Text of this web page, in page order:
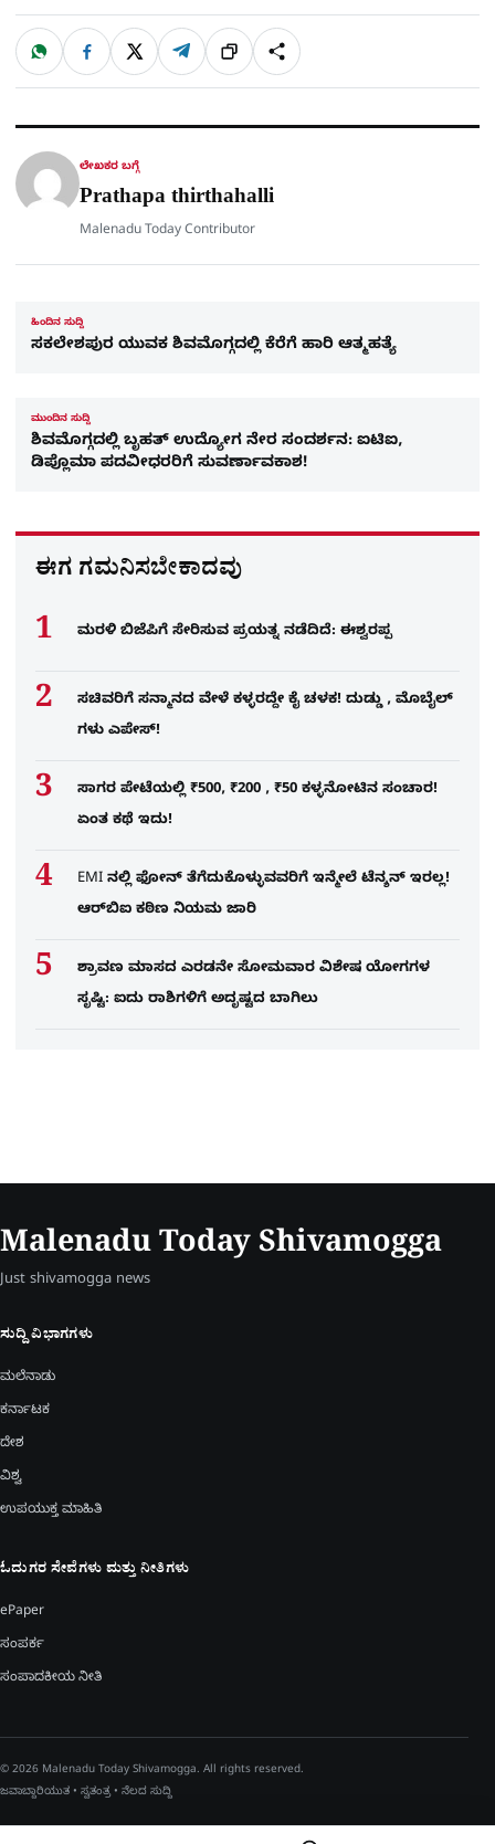
ಹಂಚಿಕೊಳ್ಳಿ
W
a
t
p
F
c
e
o
X T
l
e
a
ಲಿಂ
ಕ್
S
h
a
ಲೇಖಕರ ಬಗ್ಗೆ
Prathapa thirthahalli
Malenadu Today Contributor
ಹಿಂದಿನ ಸುದ್ದಿ
ಸಕಲೇಶ​​ಪುರ ಯುವಕ ಶಿವಮೊಗ್ಗದಲ್ಲಿ ಕೆರೆಗೆ ಹಾರಿ ಆತ್ಮಹತ್ಯೆ
ಮುಂದಿನ ಸುದ್ದಿ
ಶಿವಮೊಗ್ಗದಲ್ಲಿ ಬೃಹತ್ ಉದ್ಯೋಗ ನೇರ ಸಂದರ್ಶನ: ಐಟಿಐ,
ಡಿಪ್ಲೊಮಾ ಪದವೀಧರರಿಗೆ ಸುವರ್ಣಾವಕಾಶ!
ಈಗ ಗಮನಿಸಬೇಕಾದವು
ಮರಳಿ ಬಿಜೆಪಿಗೆ ಸೇರಿಸುವ ಪ್ರಯತ್ನ ನಡೆದಿದೆ: ಈಶ್ವರಪ್ಪ
ಸಚಿವರಿಗೆ ಸನ್ಮಾನದ ವೇಳೆ ಕಳ್ಳರದ್ದೇ ಕೈ ಚಳಕ! ದುಡ್ಡು , ಮೊಬೈಲ್​
ಗಳು ಎಪೇಸ್!
ಸಾಗರ ಪೇಟೆಯಲ್ಲಿ ₹500, ₹200 , ₹50 ಕಳ್ಳನೋಟಿನ ಸಂಚಾರ!
ಏಂತ ಕಥೆ ಇದು!
EMI ನಲ್ಲಿ ಫೋನ್​ ತೆಗೆದುಕೊಳ್ಳುವವರಿಗೆ ಇನ್ಮೇಲೆ ಟೆನ್ಶನ್​ ಇರಲ್ಲ!
ಆರ್‌ಬಿಐ ಕಠಿಣ ನಿಯಮ ಜಾರಿ
ಶ್ರಾವಣ ಮಾಸದ ಎರಡನೇ ಸೋಮವಾರ ವಿಶೇಷ ಯೋಗಗಳ
ಸೃಷ್ಟಿ: ಐದು ರಾಶಿಗಳಿಗೆ ಅದೃಷ್ಟದ ಬಾಗಿಲು
Malenadu Today Shivamogga
Just shivamogga news
ಸುದ್ದಿ ವಿಭಾಗಗಳು
ಮಲೆನಾಡು
ಕರ್ನಾಟಕ
ದೇಶ
ವಿಶ್ವ
ಉಪಯುಕ್ತ ಮಾಹಿತಿ
ಓದುಗರ ಸೇವೆಗಳು ಮತ್ತು ನೀತಿಗಳು
ePaper
ಸಂಪರ್ಕ
ಸಂಪಾದಕೀಯ ನೀತಿ
© 2026 Malenadu Today Shivamogga. All rights reserved.
ಜವಾಬ್ದಾರಿಯುತ • ಸ್ವತಂತ್ರ • ನೆಲದ ಸುದ್ದಿ